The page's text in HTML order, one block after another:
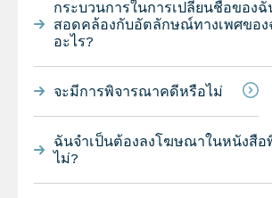
กระบวนการในการเปลี่ยนชื่อของฉั
สอดคล้องกับอัตลักษณ์ทางเพศขอ
อะไร?
จะมีการพิจารณาคดีหรือไม่
ฉันจำเป็นต้องลงโฆษณาในหนังสื
ไม่?